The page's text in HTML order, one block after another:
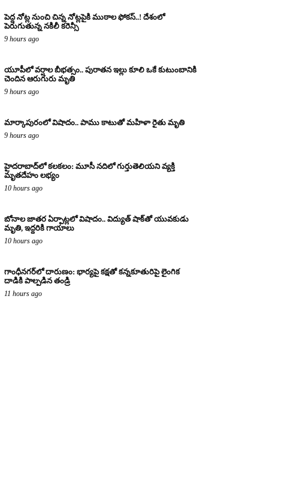
పెద్ద నోట్ల నుంచి చిన్న నోట్లపైకి ముఠాల ఫోకస్..! దేశంలో
పెరుగుతున్న నకిలీ కరెన్సీ
9 hours ago
యూపీలో వర్షాల బీభత్సం.. పురాతన ఇల్లు కూలి ఒకే కుటుంబానికి
చెందిన ఆరుగురు మృతి
9 hours ago
మార్కాపురంలో విషాదం.. పాము కాటుతో మహిళా రైతు మృతి
9 hours ago
హైదరాబాద్‌లో కలకలం: మూసీ నదిలో గుర్తుతెలియని వ్యక్తి
మృతదేహం లభ్యం
10 hours ago
బోనాల జాతర ఏర్పాట్లలో విషాదం.. విద్యుత్ షాక్‌తో యువకుడు
మృతి, ఇద్దరికి గాయాలు
10 hours ago
గాంధీనగర్‌లో దారుణం: భార్యపై కక్షతో కన్నకూతురిపై లైంగిక
దాడికి పాల్పడిన తండ్రి
11 hours ago